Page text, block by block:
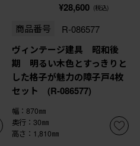
¥28,600 (税込)
商品番号 R-086577
ヴィンテージ建具 昭和後
期 明るい木色とすっきりと
した格子が魅力の障子戸4枚
セット (R-086577)
幅：870㎜
奥行：30㎜
高さ：1,810㎜